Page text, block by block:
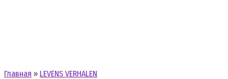
Главная » LEVENS VERHALEN